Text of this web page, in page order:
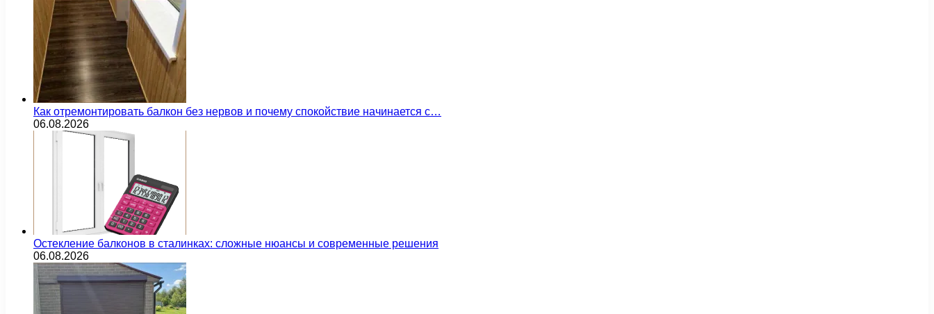
Как отремонтировать балкон без нервов и почему спокойствие начинается с…
06.08.2026
Остекление балконов в сталинках: сложные нюансы и современные решения
06.08.2026